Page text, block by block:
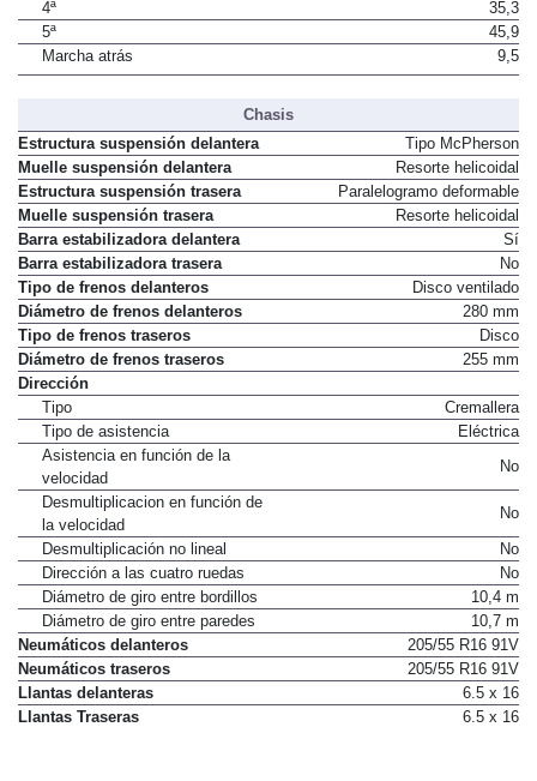
4ª
35,3
5ª
45,9
Marcha atrás
9,5
Chasis
Estructura suspensión delantera
Tipo McPherson
Muelle suspensión delantera
Resorte helicoidal
Estructura suspensión trasera
Paralelogramo deformable
Muelle suspensión trasera
Resorte helicoidal
Barra estabilizadora delantera
Sí
Barra estabilizadora trasera
No
Tipo de frenos delanteros
Disco ventilado
Diámetro de frenos delanteros
280 mm
Tipo de frenos traseros
Disco
Diámetro de frenos traseros
255 mm
Dirección
Tipo
Cremallera
Tipo de asistencia
Eléctrica
Asistencia en función de la
velocidad
No
Desmultiplicacion en función de
la velocidad
No
Desmultiplicación no lineal
No
Dirección a las cuatro ruedas
No
Diámetro de giro entre bordillos
10,4 m
Diámetro de giro entre paredes
10,7 m
Neumáticos delanteros
205/55 R16 91V
Neumáticos traseros
205/55 R16 91V
Llantas delanteras
6.5 x 16
Llantas Traseras
6.5 x 16